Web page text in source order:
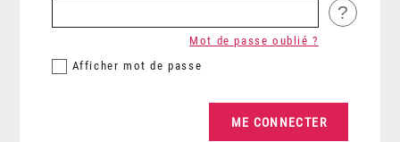
?
Afficher mot de passe
Mot de passe oublié ?